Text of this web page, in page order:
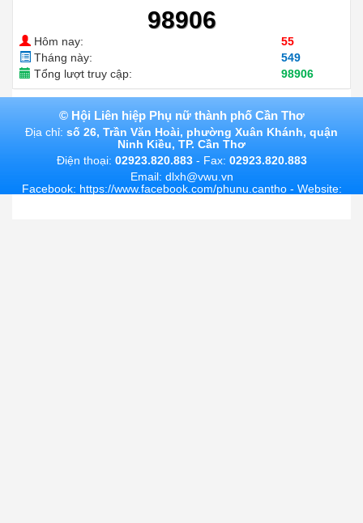
98906
Hôm nay:
55
Tháng này:
549
Tổng lượt truy cập:
98906
© Hội Liên hiệp Phụ nữ thành phố Cần Thơ
Địa chỉ: số 26, Trần Văn Hoài, phường Xuân Khánh, quận
Ninh Kiều, TP. Cần Thơ
Điện thoại: 02923.820.883- Fax: 02923.820.883
Email: dlxh@vwu.vn
Facebook: https://www.facebook.com/phunu.cantho - Website: